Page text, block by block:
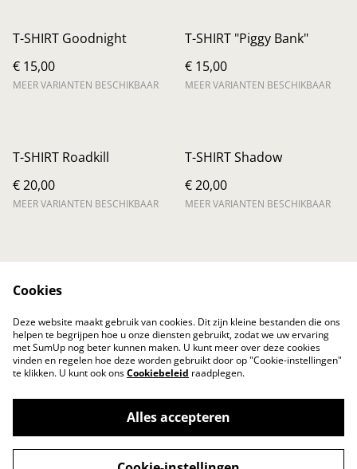
T-SHIRT Goodnight
€ 15,00
MEER VARIANTEN BESCHIKBAAR
T-SHIRT "Piggy Bank"
€ 15,00
MEER VARIANTEN BESCHIKBAAR
T-SHIRT Roadkill
€ 20,00
MEER VARIANTEN BESCHIKBAAR
T-SHIRT Shadow
€ 20,00
MEER VARIANTEN BESCHIKBAAR
Contact Us
Legal Terms
Privacy Policy
Cookie Policy
©2026Captain Kaiser VZW
Cookies
Deze website maakt gebruik van cookies. Dit zijn kleine bestanden die ons
helpen te begrijpen hoe u onze diensten gebruikt, zodat we uw ervaring
met SumUp nog beter kunnen maken. U kunt meer over deze cookies
vinden en regelen hoe deze worden gebruikt door op "Cookie-instellingen"
te klikken. U kunt ook onsCookiebeleid raadplegen.
Alles accepteren